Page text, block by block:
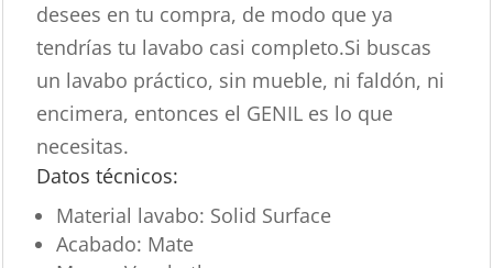
desees en tu compra, de modo que ya
tendrías tu lavabo casi completo.Si buscas
un lavabo práctico, sin mueble, ni faldón, ni
encimera, entonces el GENIL es lo que
necesitas.
Datos técnicos:
Material lavabo: Solid Surface
Acabado: Mate